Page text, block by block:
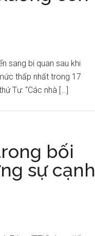
sang bi quan sau khi
thấp nhất trong 17
Tư: “Các nhà […]
bối
sự cạnh